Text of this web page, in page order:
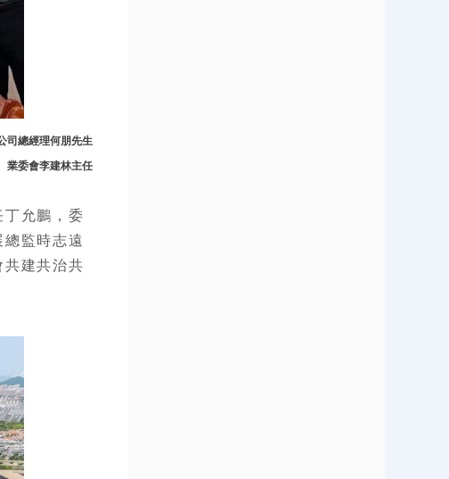
司總經理何朋先生
業委會李建林主任
允鵬，委
監時志遠
建共治共